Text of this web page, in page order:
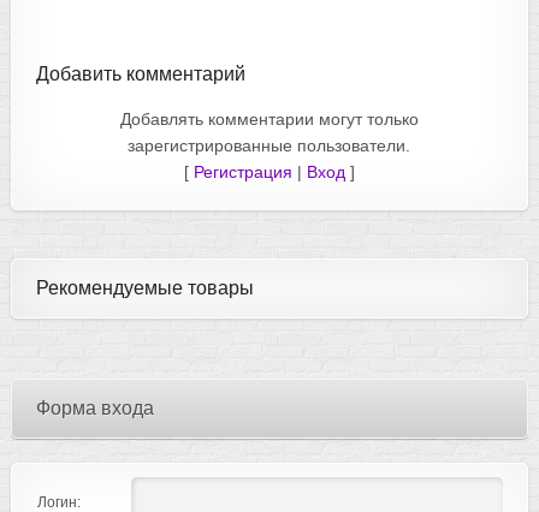
Добавить комментарий
Добавлять комментарии могут только
зарегистрированные пользователи.
[ Регистрация | Вход ]
Рекомендуемые товары
Форма входа
Логин: